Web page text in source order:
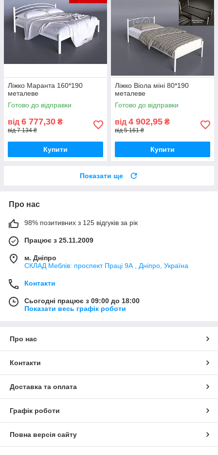
Ліжко Маранта 160*190
металеве
Готово до відправки
від 6 777,30 ₴
від 7 134 ₴
Купити
Ліжко Віола міні 80*190
металеве
Готово до відправки
від 4 902,95 ₴
від 5 161 ₴
Купити
Показати ще
Про нас
98% позитивних з 125 відгуків за рік
Працює з 25.11.2009
м. Дніпро
СКЛАД Меблів: проспект Праці 9А , Дніпро, Україна
Контакти
Сьогодні працює з 09:00 до 18:00
Показати весь графік роботи
Про нас
Контакти
Доставка та оплата
Графік роботи
Повна версія сайту